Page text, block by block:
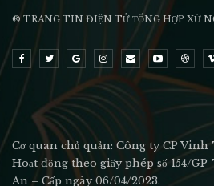
® TRANG TIN ĐIỆN TỬ ТỔNG HỢP XỨ
Cơ quan chủ quản: Công ty CP Vinh
Hoạt động theo giấy phép số 154/
An – Cấp ngày 06/04/2023.